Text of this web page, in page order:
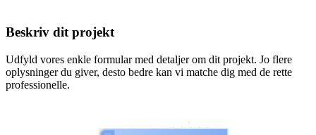
Beskriv dit projekt
Udfyld vores enkle formular med detaljer om dit projekt. Jo flere
oplysninger du giver, desto bedre kan vi matche dig med de rette
professionelle.